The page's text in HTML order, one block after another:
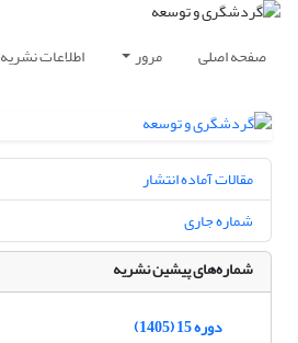
صفحه اصلی مرور اطلاعات نشریه
مقالات آماده انتشار
شماره جاری
شماره‌های پیشین نشریه
دوره 15 (1405)